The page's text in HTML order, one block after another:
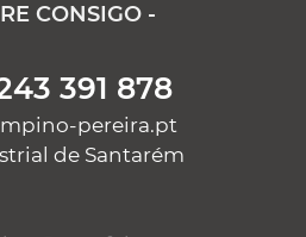
CONSIGO -
391 878
pereira.pt
de Santarém